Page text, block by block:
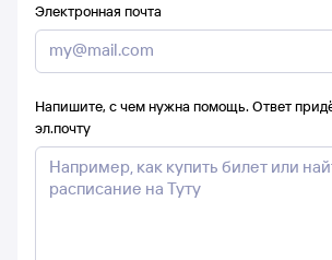
Электронная почта
Напишите, с чем нужна помощь. Ответ
эл.почту